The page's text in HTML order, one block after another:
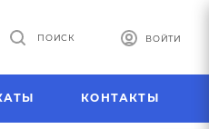
ВОЙТИ
ПОИСК
КОНТАКТЫ